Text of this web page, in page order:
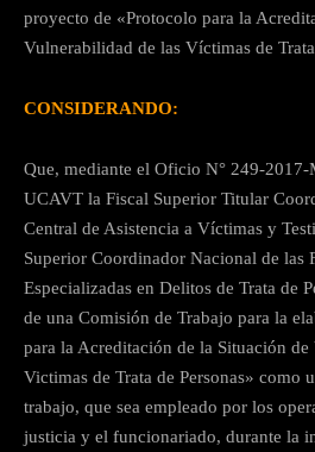
proyecto de «Protocolo para la
Vulnerabilidad de las Víctimas de
CONSIDERANDO:
Que, mediante el Oficio N° 249-2017-
UCAVT la Fiscal Superior Titular
Central de Asistencia a Víctimas y
Superior Coordinador Nacional de las
Especializadas en Delitos de Trata de
de una Comisión de Trabajo para la
para la Acreditación de la Situación
Victimas de Trata de Personas» como
trabajo, que sea empleado por los
justicia y el funcionariado, durante la